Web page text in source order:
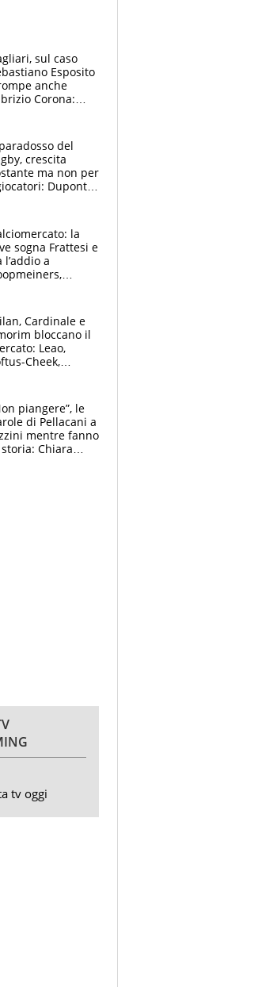
sul caso
Esposito
anche
Corona:
del
crescita
ma non per
Dupont
1,4 milioni
la
sogna Frattesi e
l’addio a
Cardinale e
bloccano il
Leao,
Cheek,
e Osorio nel
piangere”, le
di Pellacani a
mentre fanno
Chiara
tv oggi